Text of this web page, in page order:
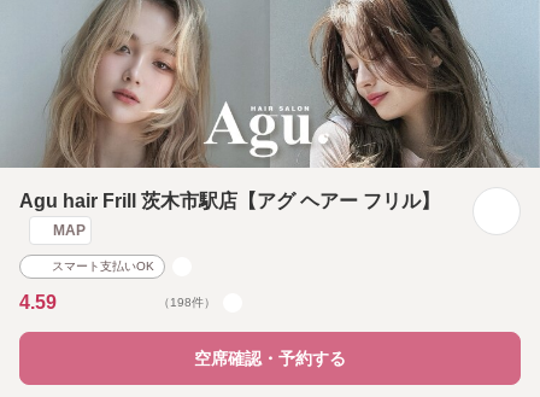
Agu hair Frill 茨木市駅店【アグ ヘアー フリル】
MAP
スマート支払いOK
4.59 （198件）
空席確認・予約する